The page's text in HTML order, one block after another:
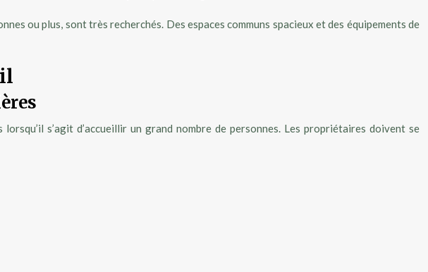
ou plus, sont très recherchés. Des espaces communs spacieux et des équipements de
s’agit d’accueillir un grand nombre de personnes. Les propriétaires doivent se